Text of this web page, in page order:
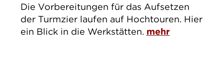
Die Vorbereitungen für das Aufsetzen
der Turmzier laufen auf Hochtouren. Hier
ein Blick in die Werkstätten. mehr